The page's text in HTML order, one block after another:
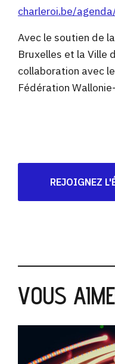
charleroi.be/
Avec le soutien de
Bruxelles et la Ville
collaboration avec
Fédération
REJOIGNEZ
VOUS